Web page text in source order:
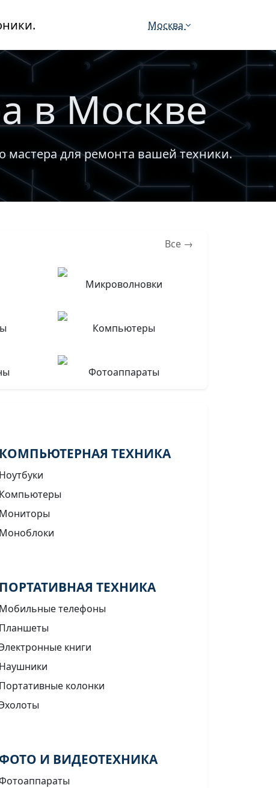
Москва
в Москве
мастера для ремонта вашей техники.
Все →
Микроволновки
Компьютеры
Фотоаппараты
КОМПЬЮТЕРНАЯ ТЕХНИКА
Ноутбуки
Компьютеры
Мониторы
Моноблоки
ПОРТАТИВНАЯ ТЕХНИКА
Мобильные телефоны
Планшеты
книги
Наушники
Портативные колонки
ФОТО И ВИДЕОТЕХНИКА